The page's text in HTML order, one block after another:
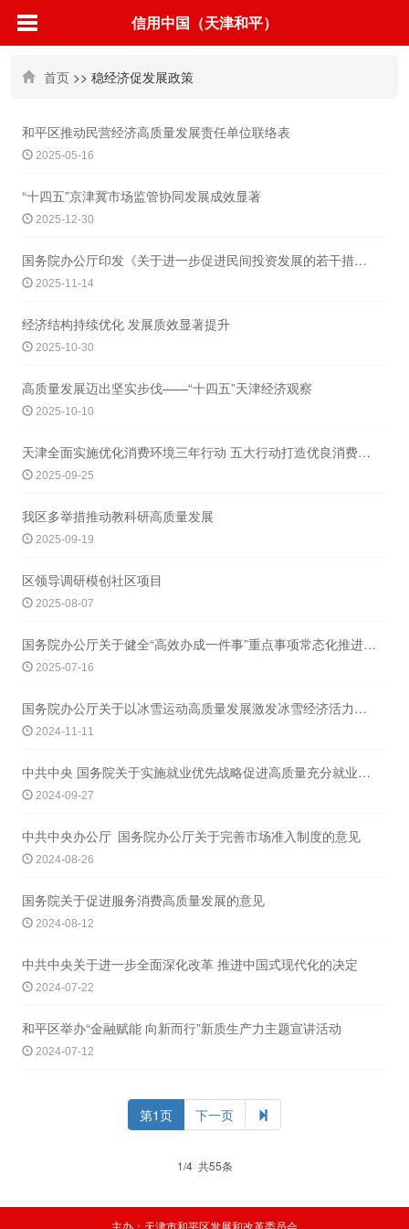
信用中国（天津和平）
首页 >> 稳经济促发展政策
和平区推动民营经济高质量发展责任单位联络表
2025-05-16
“十四五”京津冀市场监管协同发展成效显著
2025-12-30
国务院办公厅印发《关于进一步促进民间投资发展的若干措施》的通知
2025-11-14
经济结构持续优化 发展质效显著提升
2025-10-30
高质量发展迈出坚实步伐——“十四五”天津经济观察
2025-10-10
天津全面实施优化消费环境三年行动 五大行动打造优良消费新生态
2025-09-25
我区多举措推动教科研高质量发展
2025-09-19
区领导调研模创社区项目
2025-08-07
国务院办公厅关于健全“高效办成一件事”重点事项常态化推进机制的意见
2025-07-16
国务院办公厅关于以冰雪运动高质量发展激发冰雪经济活力的若干意见
2024-11-11
中共中央 国务院关于实施就业优先战略促进高质量充分就业的意见
2024-09-27
中共中央办公厅 国务院办公厅关于完善市场准入制度的意见
2024-08-26
国务院关于促进服务消费高质量发展的意见
2024-08-12
中共中央关于进一步全面深化改革 推进中国式现代化的决定
2024-07-22
和平区举办“金融赋能 向新而行”新质生产力主题宣讲活动
2024-07-12
第1页 下一页
1/4 共55条
主办：天津市和平区发展和改革委员会